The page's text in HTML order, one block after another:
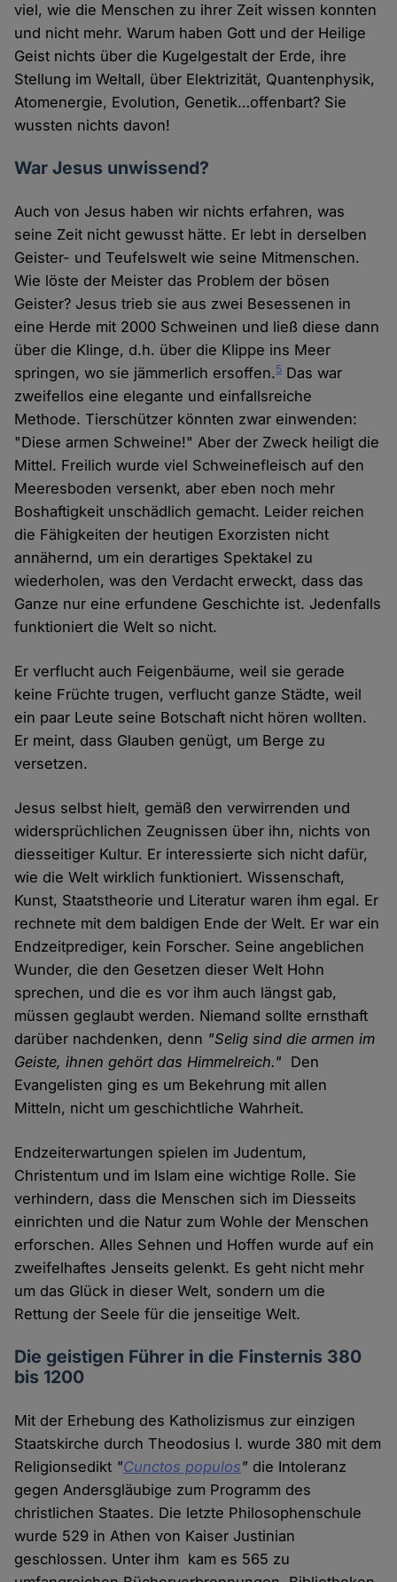
viel, wie die Menschen zu ihrer Zeit wissen konnten
und nicht mehr. Warum haben Gott und der Heilige
Geist nichts über die Kugelgestalt der Erde, ihre
Stellung im Weltall, über Elektrizität, Quantenphysik,
Atomenergie, Evolution, Genetik…offenbart? Sie
wussten nichts davon!
War Jesus unwissend?
Auch von Jesus haben wir nichts erfahren, was
seine Zeit nicht gewusst hätte. Er lebt in derselben
Geister- und Teufelswelt wie seine Mitmenschen.
Wie löste der Meister das Problem der bösen
Geister? Jesus trieb sie aus zwei Besessenen in
eine Herde mit 2000 Schweinen und ließ diese dann
über die Klinge, d.h. über die Klippe ins Meer
springen, wo sie jämmerlich ersoffen.5 Das war
zweifellos eine elegante und einfallsreiche
Methode. Tierschützer könnten zwar einwenden:
"Diese armen Schweine!" Aber der Zweck heiligt die
Mittel. Freilich wurde viel Schweinefleisch auf den
Meeresboden versenkt, aber eben noch mehr
Boshaftigkeit unschädlich gemacht. Leider reichen
die Fähigkeiten der heutigen Exorzisten nicht
annähernd, um ein derartiges Spektakel zu
wiederholen, was den Verdacht erweckt, dass das
Ganze nur eine erfundene Geschichte ist. Jedenfalls
funktioniert die Welt so nicht.
Er verflucht auch Feigenbäume, weil sie gerade
keine Früchte trugen, verflucht ganze Städte, weil
ein paar Leute seine Botschaft nicht hören wollten.
Er meint, dass Glauben genügt, um Berge zu
versetzen.
Jesus selbst hielt, gemäß den verwirrenden und
widersprüchlichen Zeugnissen über ihn, nichts von
diesseitiger Kultur. Er interessierte sich nicht dafür,
wie die Welt wirklich funktioniert. Wissenschaft,
Kunst, Staatstheorie und Literatur waren ihm egal. Er
rechnete mit dem baldigen Ende der Welt. Er war ein
Endzeitprediger, kein Forscher. Seine angeblichen
Wunder, die den Gesetzen dieser Welt Hohn
sprechen, und die es vor ihm auch längst gab,
müssen geglaubt werden. Niemand sollte ernsthaft
darüber nachdenken, denn "Selig sind die armen im
Geiste, ihnen gehört das Himmelreich." Den
Evangelisten ging es um Bekehrung mit allen
Mitteln, nicht um geschichtliche Wahrheit.
Endzeiterwartungen spielen im Judentum,
Christentum und im Islam eine wichtige Rolle. Sie
verhindern, dass die Menschen sich im Diesseits
einrichten und die Natur zum Wohle der Menschen
erforschen. Alles Sehnen und Hoffen wurde auf ein
zweifelhaftes Jenseits gelenkt. Es geht nicht mehr
um das Glück in dieser Welt, sondern um die
Rettung der Seele für die jenseitige Welt.
Die geistigen Führer in die Finsternis 380
bis 1200
Mit der Erhebung des Katholizismus zur einzigen
Staatskirche durch Theodosius I. wurde 380 mit dem
Religionsedikt "Cunctos populos" die Intoleranz
gegen Andersgläubige zum Programm des
christlichen Staates. Die letzte Philosophenschule
wurde 529 in Athen von Kaiser Justinian
geschlossen. Unter ihm kam es 565 zu